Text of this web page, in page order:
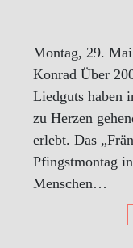
Montag, 29.
Konrad Über
Liedguts haben
zu Herzen
erlebt. Das
Pfingstmontag
Menschen…